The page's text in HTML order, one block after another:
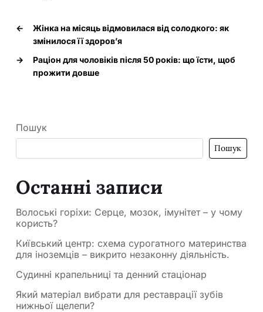
←
Жінка на місяць відмовилася від солодкого: як
змінилося її здоров’я
→
Раціон для чоловіків після 50 років: що їсти, щоб
прожити довше
Пошук
Пошук
Останні записи
Волоські горіхи: Серце, мозок, імунітет – у чому
користь?
Київський центр: схема сурогатного материнства
для іноземців – викрито незаконну діяльність.
Судинні крапельниці та денний стаціонар
Який матеріал вибрати для реставрації зубів
нижньої щелепи?